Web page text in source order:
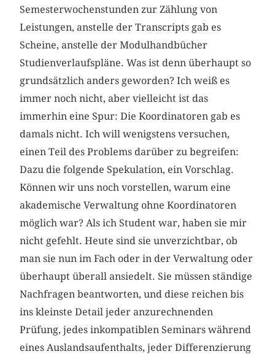
Semesterwochenstunden zur Zählung von
Leistungen, anstelle der Transcripts gab es
Scheine, anstelle der Modulhandbücher
Studienverlaufspläne. Was ist denn überhaupt so
grundsätzlich anders geworden? Ich weiß es
immer noch nicht, aber vielleicht ist das
immerhin eine Spur: Die Koordinatoren gab es
damals nicht. Ich will wenigstens versuchen,
einen Teil des Problems darüber zu begreifen:
Dazu die folgende Spekulation, ein Vorschlag.
Können wir uns noch vorstellen, warum eine
akademische Verwaltung ohne Koordinatoren
möglich war? Als ich Student war, haben sie mir
nicht gefehlt. Heute sind sie unverzichtbar, ob
man sie nun im Fach oder in der Verwaltung oder
überhaupt überall ansiedelt. Sie müssen ständige
Nachfragen beantworten, und diese reichen bis
ins kleinste Detail jeder anzurechnenden
Prüfung, jedes inkompatiblen Seminars während
eines Auslandsaufenthalts, jeder Differenzierung